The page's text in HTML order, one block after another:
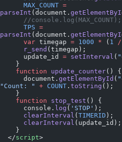
      MAX_COUNT
=
parseInt (document.
      //console.log(MAX_COUNT);
      TPS
=
parseInt (document.
      var
timegap = 1000 * ( 1 /
      r_send
(timegap);
      update_id
= setInterval (
    }
    function
update_counter() {
      document.
getElementById (
"Count: "
+ COUNT . toString ();
    }
    function
stop_test () {
      console.
log ( 'STOP' );
      clearInterval
( TIMERID );
      clearInterval
(update_id);
    }
  </
script>